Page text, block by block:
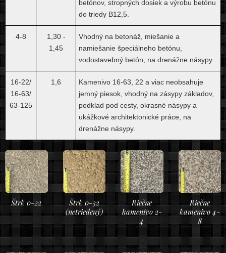
betónov, stropných dosiek a výrobu betónu
do triedy B12,5.
4-8
1,30 -
1,45
Vhodný na betonáž, miešanie a
namiešanie špeciálneho betónu,
vodostavebný betón, na drenážne násypy.
16-22/
16-63/
63-125
1,6
Kamenivo 16-63, 22 a viac neobsahuje
jemný piesok, vhodný na zásypy základov,
podklad pod cesty, okrasné násypy a
ukážkové architektonické práce, na
drenážne násypy.
Štrk 0-22
Štrk 0-32
(netriedený)
Riečne
kamenivo 2-
4
Riečne
kamenivo 4-
8